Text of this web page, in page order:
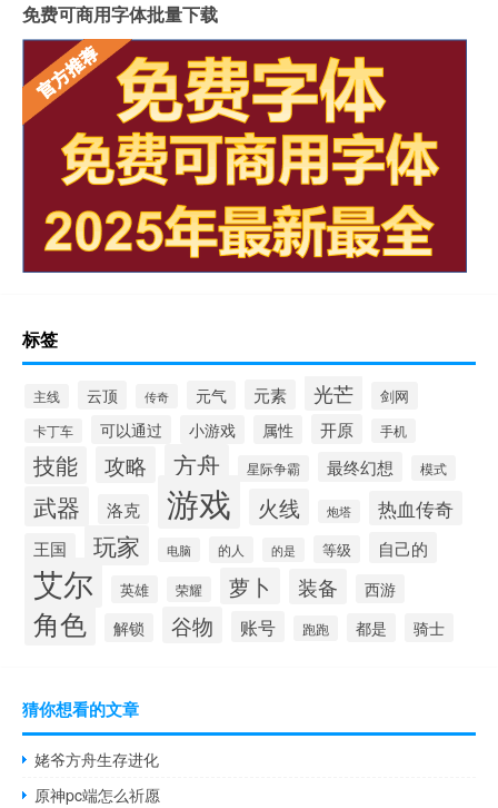
免费可商用字体批量下载
标签
主线 云顶 传奇 元气 元素 光芒 剑网
卡丁车 可以通过 小游戏 属性 开原 手机
技能 攻略 方舟 星际争霸 最终幻想 模式
武器 洛克 游戏 火线 炮塔 热血传奇
王国 玩家 电脑 的人 的是 等级 自己的
艾尔 英雄 荣耀 萝卜 装备 西游
角色 解锁 谷物 账号 跑跑 都是 骑士
猜你想看的文章
姥爷方舟生存进化
原神pc端怎么祈愿